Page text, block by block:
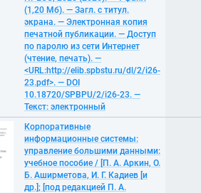
(1,20 Мб). — Загл. с титул.
экрана. — Электронная копия
печатной публикации. — Доступ
по паролю из сети Интернет
(чтение, печать). —
<URL:http://elib.spbstu.ru/dl/2/i26-
23.pdf>. — DOI
10.18720/SPBPU/2/i26-23. —
Текст: электронный
Корпоративные
информационные системы:
управление большими данными:
учебное пособие / [П. А. Аркин, О.
Б. Аширметова, И. Г. Кадиев [и
др.]; [под редакцией П. А.